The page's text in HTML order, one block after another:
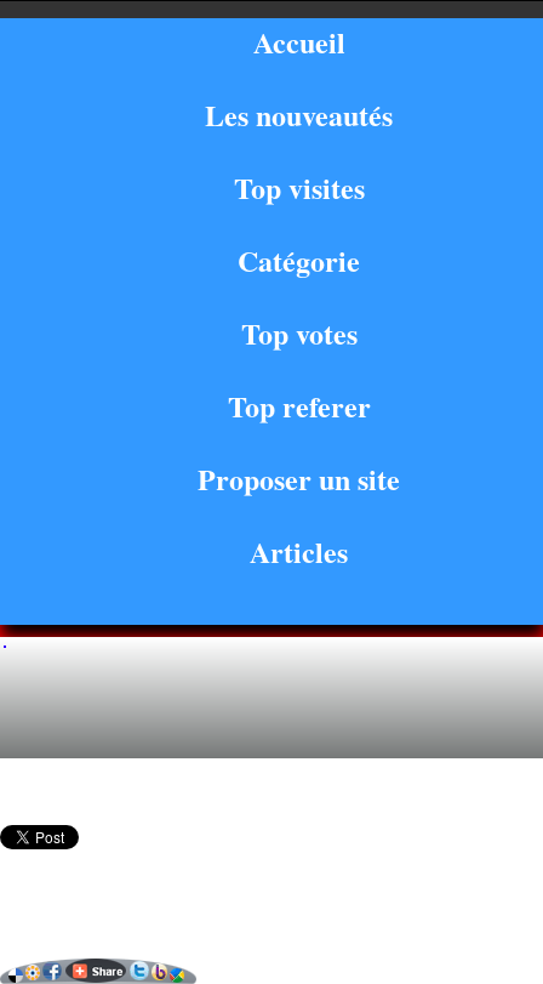
Accueil
Les nouveautés
Top visites
Catégorie
Top votes
Top referer
Proposer un site
Articles